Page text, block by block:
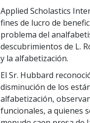
Applied Scholastics
fines de lucro de
problema del
descubrimientos de L.
y la alfabetización.
El Sr. Hubbard
disminución de los
alfabetización,
funcionales, a quienes